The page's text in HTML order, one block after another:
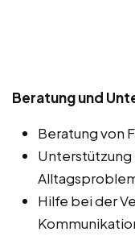
Beratung und
Beratung von
Hilfe bei der